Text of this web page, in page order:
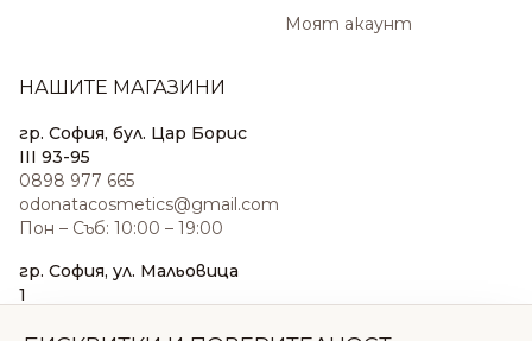
Моят акаунт
НАШИТЕ МАГАЗИНИ
гр. София, бул. Цар Борис
III 93-95
0898 977 665
odonatacosmetics@gmail.com
Пон – Съб: 10:00 – 19:00
гр. София, ул. Мальовица
1